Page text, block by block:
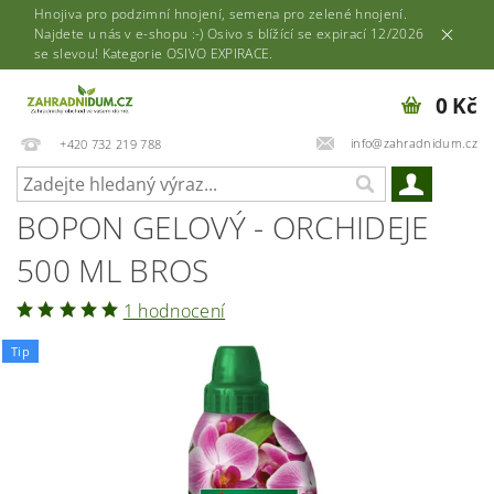
Hnojiva pro podzimní hnojení, semena pro zelené hnojení.
Najdete u nás v e-shopu :-) Osivo s blížící se expirací 12/2026
se slevou! Kategorie OSIVO EXPIRACE.
+420 732 219 788 info@zahradnidum.cz
0 Kč
BOPON GELOVÝ - ORCHIDEJE
500 ML BROS
1 hodnocení
Tip